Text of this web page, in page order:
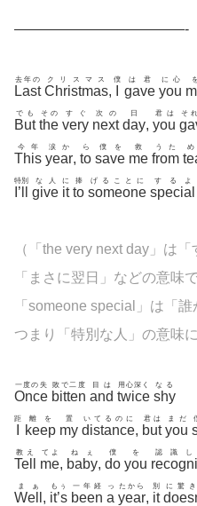
————————————-
Last
去年の
Christmas
クリスマス
,
僕
gave
は君
you
に心 を
But
でも
the
その
very
すぐ
next
次の
day
日
, you
君は そ
This
今年
year
涙か
, to
ら
save
僕を
me
救
from
うた
I’ll
特別
give
な人
it
に
to
捧
someone
げることに
special
するよ
（「the very next day」は
「まさに翌日」などの意味で
「someone special」は「誰
つまり「特別な人」の意味
Once
一度の失
bitten
敗で二度
and
目は
twice
用心深く
shy
なる
距
keep
離を
my
置
distance
いてるのに
, but
君は
you
まだ
Tell
教え
me
てよ
, baby
ねぇ
, do
僕
you
を 認識し
Well
まぁ
, it’s
もぅ
been
一年経
a
っ
year
たから
, it
別 に驚